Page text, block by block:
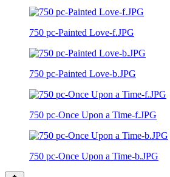
750 pc-Painted Love-f.JPG
750 pc-Painted Love-b.JPG
750 pc-Once Upon a Time-f.JPG
750 pc-Once Upon a Time-b.JPG